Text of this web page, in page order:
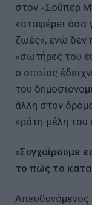
στον «Σούπερ
καταφέρει όσα
ζωές», ενώ δεν
«σωτήρες του
ο οποίος
του
άλλη στον
κράτη-μέλη του
«Συγχαίρουμε
το πώς το
Απευθυνόμενος